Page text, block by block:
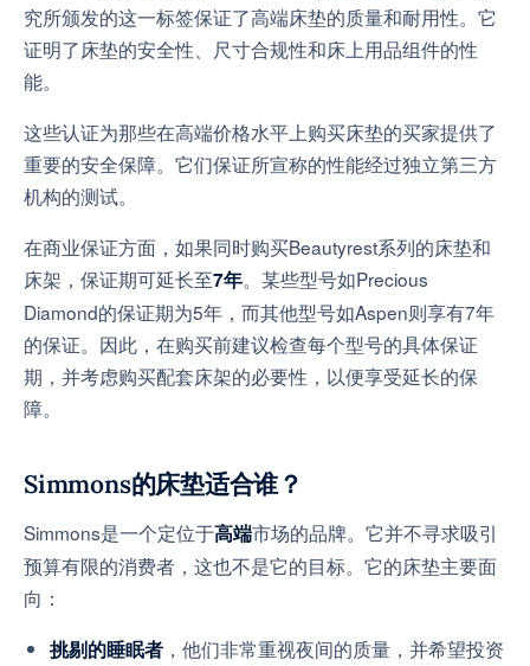
究所颁发的这一标签保证了高端床垫的质量和耐用性。它
证明了床垫的安全性、尺寸合规性和床上用品组件的性
能。
这些认证为那些在高端价格水平上购买床垫的买家提供了
重要的安全保障。它们保证所宣称的性能经过独立第三方
机构的测试。
在商业保证方面，如果同时购买Beautyrest系列的床垫和
床架，保证期可延长至7年。某些型号如Precious
Diamond的保证期为5年，而其他型号如Aspen则享有7年
的保证。因此，在购买前建议检查每个型号的具体保证
期，并考虑购买配套床架的必要性，以便享受延长的保
障。
Simmons的床垫适合谁？
Simmons是一个定位于高端市场的品牌。它并不寻求吸引
预算有限的消费者，这也不是它的目标。它的床垫主要面
向：
挑剔的睡眠者 ，他们非常重视夜间的质量，并希望投资